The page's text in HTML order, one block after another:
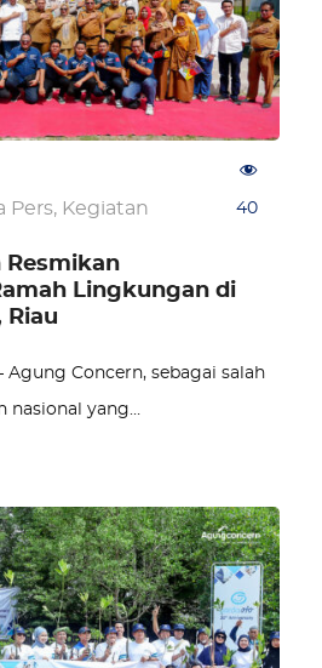
Pers, Kegiatan 40
Resmikan
Lingkungan di
Riau
Agung Concern, sebagai salah
nasional yang…